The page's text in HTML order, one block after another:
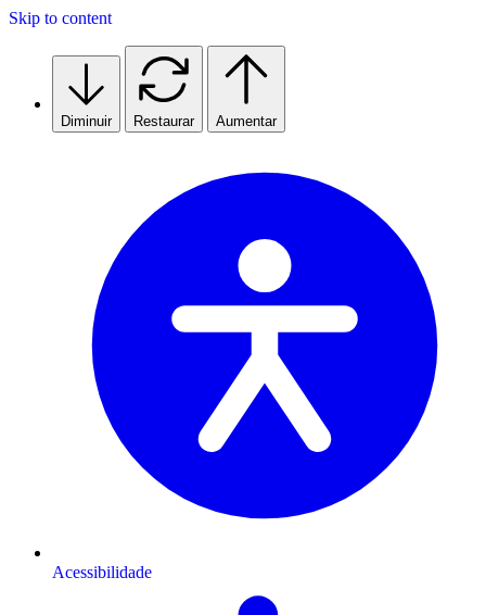
Skip to content
Diminuir Restaurar Aumentar
Acessibilidade